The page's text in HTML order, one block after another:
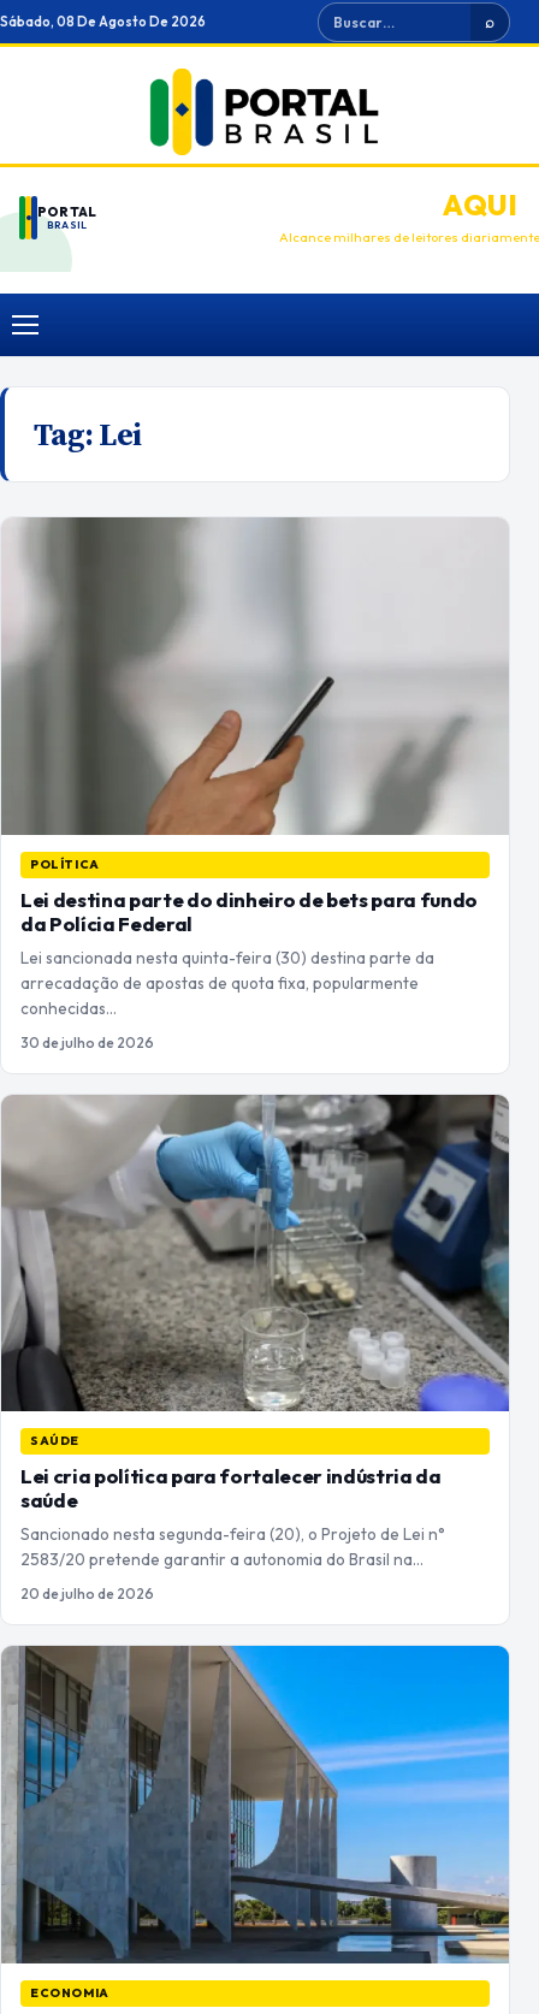
Ir
para
Sábado, 08 De Agosto De 2026 Buscar ⌕
PORTAL
BRASIL
ANUNCIEAQUI
Alcance milhares de leitores diariamente
Menu
Tag:Lei
POLÍTICA
Lei destina parte do dinheiro de bets para fundo
da Polícia Federal
Lei sancionada nesta quinta-feira (30) destina parte da
arrecadação de apostas de quota fixa, popularmente
conhecidas…
30 de julho de 2026
SAÚDE
Lei cria política para fortalecer indústria da
saúde
Sancionado nesta segunda-feira (20), o Projeto de Lei n°
2583/20 pretende garantir a autonomia do Brasil na…
20 de julho de 2026
ECONOMIA